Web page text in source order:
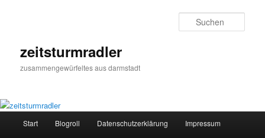
zeitsturmradler
zusammengewürfeltes aus darmstadt
Start Blogroll Datenschutzerklärung Impressum